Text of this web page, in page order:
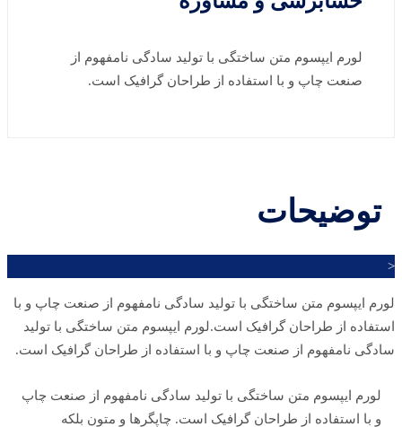
لورم ایپسوم متن ساختگی با تولید سادگی نامفهوم از
صنعت چاپ و با استفاده از طراحان گرافیک است.
توضیحات
<
لورم ایپسوم متن ساختگی با تولید سادگی نامفهوم از صنعت چاپ و با
استفاده از طراحان گرافیک است.لورم ایپسوم متن ساختگی با تولید
سادگی نامفهوم از صنعت چاپ و با استفاده از طراحان گرافیک است.
لورم ایپسوم متن ساختگی با تولید سادگی نامفهوم از صنعت چاپ
و با استفاده از طراحان گرافیک است. چاپگرها و متون بلکه